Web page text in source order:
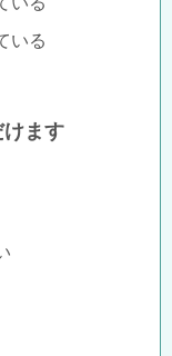
いる
けます